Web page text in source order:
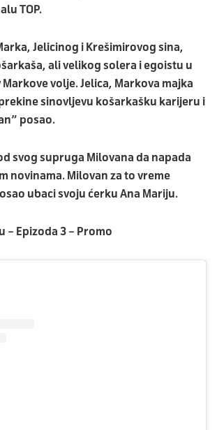
TOP.
Jelicinog i Krešimirovog sina,
ali velikog solera i egoistu u
volje. Jelica, Markova majka
sinovljevu košarkašku karijeru i
posao.
svog supruga Milovana da napada
novinama. Milovan za to vreme
ubaci svoju ćerku Ana Mariju.
– Epizoda 3 – Promo